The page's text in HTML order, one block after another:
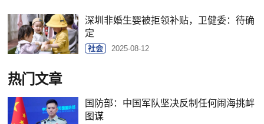
深圳非婚生婴被拒领补贴，卫健委：待确
定
社会 2025-08-12
热门文章
国防部：中国军队坚决反制任何闹海挑衅
图谋